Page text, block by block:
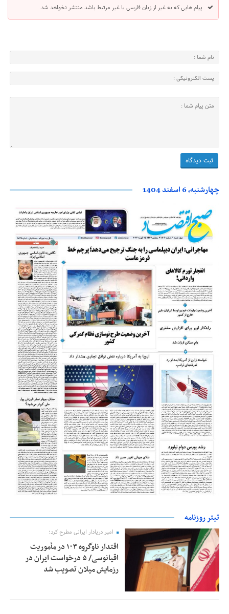
پیام هایی که به غیر از زبان فارسی یا غیر مرتبط باشد منتشر نخواهد شد.
چهارشنبه، 6 اسفند 1404
تیتر روزنامه
امیر دریادار ایرانی مطرح کرد؛
اقتدار ناوگروه ۱۰۳ در مأموریت‌
اقیانوسی/ ۵ درخواست ایران در
رزمایش میلان تصویب شد